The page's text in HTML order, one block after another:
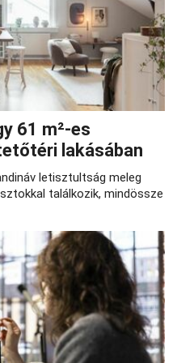
61 m²-es
lakásában
letisztultság meleg
találkozik, mindössze